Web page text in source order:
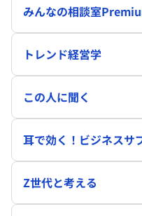
みんなの相談室
トレンド経営学
この人に聞く
耳で効く！ビジネスサ
Z世代と考える